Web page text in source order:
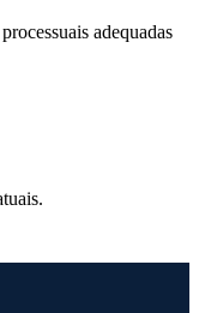
adequadas